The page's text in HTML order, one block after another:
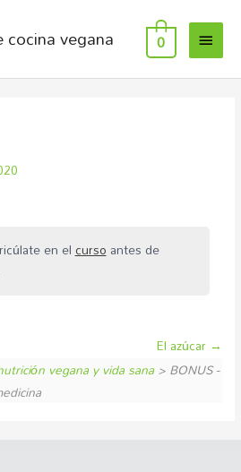
cocina vegana 0
en elcursoantes de
El azúcar
vegana y vida sana> BONUS -